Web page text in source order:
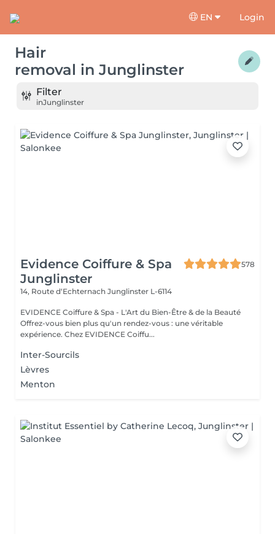
EN Login
Hair
removal in Junglinster
Filter
inJunglinster
Evidence Coiffure & Spa
Junglinster
578
14, Route d‘Echternach Junglinster L-6114
EVIDENCE Coiffure & Spa - L'Art du Bien-Être & de la Beauté
Offrez-vous bien plus qu'un rendez-vous : une véritable
expérience. Chez EVIDENCE Coiffu...
Inter-Sourcils
Lèvres
Menton